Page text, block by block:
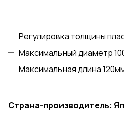
Регулировка толщины
Максимальный диаметр
Максимальная длина
Страна-производитель: